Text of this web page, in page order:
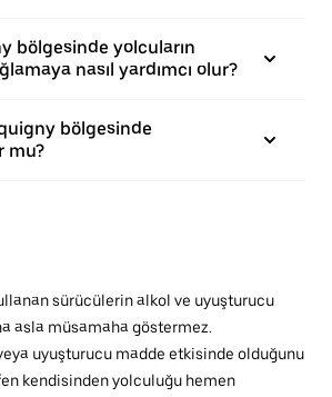
bölgesinde yolcuların
nasıl yardımcı olur?
bölgesinde
mu?
sürücülerin alkol ve uyuşturucu
asla müsamaha göstermez.
uyuşturucu madde etkisinde olduğunu
kendisinden yolculuğu hemen